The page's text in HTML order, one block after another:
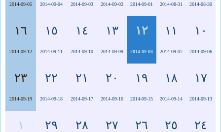
2014-08-30
2014-08-31
2014-09-01
2014-09-02
2014-09-03
2014-09-04
2014-09-05
١٠
2014-09-06
١١
2014-09-07
١٢
2014-09-08
١٣
2014-09-09
١٤
2014-09-10
١٥
2014-09-11
١٦
2014-09-12
١٧
2014-09-13
١٨
2014-09-14
١٩
2014-09-15
٢٠
2014-09-16
٢١
2014-09-17
٢٢
2014-09-18
٢٣
2014-09-19
٢٤ ٢٥ ٢٦ ٢٧ ٢٨ ٢٩ ١